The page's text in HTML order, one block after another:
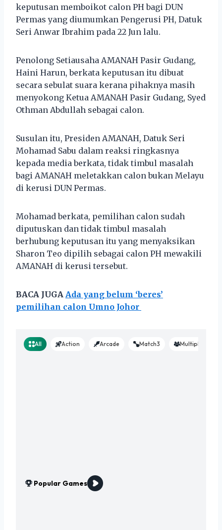
keputusan memboikot calon PH bagi DUN
Permas yang diumumkan Pengerusi PH, Datuk
Seri Anwar Ibrahim pada 22 Jun lalu.
Penolong Setiausaha AMANAH Pasir Gudang,
Haini Harun, berkata keputusan itu dibuat
secara sebulat suara kerana pihaknya masih
menyokong Ketua AMANAH Pasir Gudang, Syed
Othman Abdullah sebagai calon.
Susulan itu, Presiden AMANAH, Datuk Seri
Mohamad Sabu dalam reaksi ringkasnya
kepada media berkata, tidak timbul masalah
bagi AMANAH meletakkan calon bukan Melayu
di kerusi DUN Permas.
Mohamad berkata, pemilihan calon sudah
diputuskan dan tidak timbul masalah
berhubung keputusan itu yang menyaksikan
Sharon Teo dipilih sebagai calon PH mewakili
AMANAH di kerusi tersebut.
BACA JUGA Ada yang belum ‘beres’
pemilihan calon Umno Johor